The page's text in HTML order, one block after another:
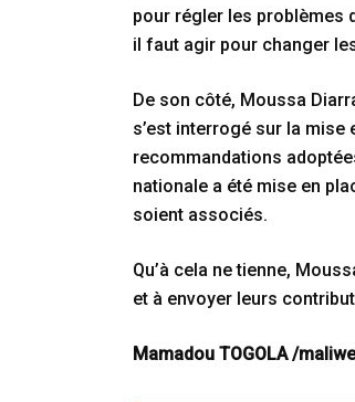
pour régler les problèmes
il faut agir pour changer
De son côté, Moussa
s’est interrogé sur la mise
recommandations
nationale a été mise en
soient associés.
Qu’à cela ne tienne,
et à envoyer leurs
Mamadou TOGOLA /